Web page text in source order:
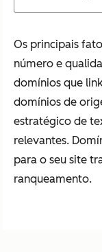
Os principais
número e
domínios que
domínios de
estratégico de
relevantes.
para o seu site
ranqueamento.